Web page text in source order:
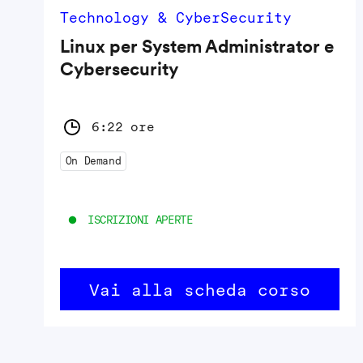
Technology & CyberSecurity
Linux per System Administrator e
Cybersecurity
6:22 ore
On Demand
ISCRIZIONI APERTE
Vai alla scheda corso